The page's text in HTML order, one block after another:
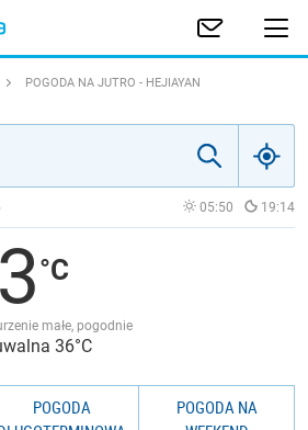
POGODA NA JUTRO - HEJIAYAN
05:50 19:14
małe, pogodnie
36°C
POGODA
POGODA NA